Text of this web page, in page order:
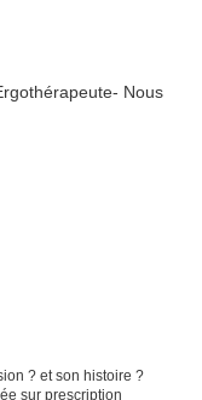
? et son histoire ?
sur prescription